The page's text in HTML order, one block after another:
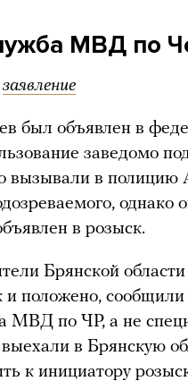
МВД по
заявление
был объявлен в
заведомо
вызывали в полицию
однако
в розыск.
Брянской
положено,
МВД по ЧР, а не
в Брянскую
к инициатору